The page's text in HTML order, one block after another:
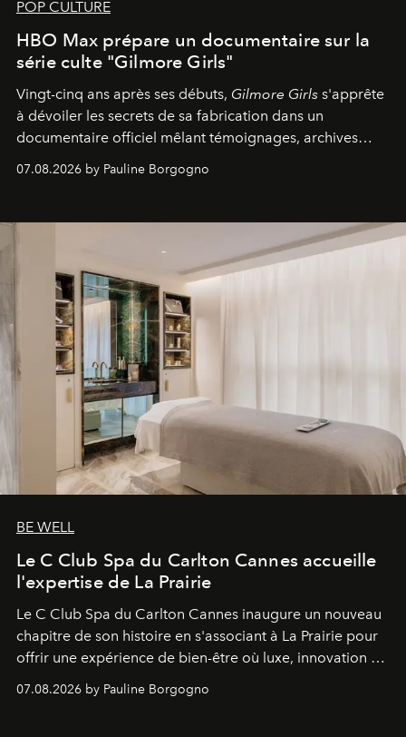
POP CULTURE
HBO Max prépare un documentaire sur la
série culte "Gilmore Girls"
Vingt-cinq ans après ses débuts, Gilmore Girls s'apprête
à dévoiler les secrets de sa fabrication dans un
documentaire officiel mêlant témoignages, archives
inédites et plongée dans les coulisses d'un phénomène
générationnel.
07.08.2026 by Pauline Borgogno
BE WELL
Le C Club Spa du Carlton Cannes accueille
l'expertise de La Prairie
Le C Club Spa du Carlton Cannes inaugure un nouveau
chapitre de son histoire en s'associant à La Prairie pour
offrir une expérience de bien-être où luxe, innovation et
expertise se rencontrent.
07.08.2026 by Pauline Borgogno